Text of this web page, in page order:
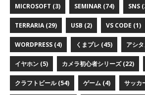
MICROSOFT (3) SEMINAR (74) SNS
TERRARIA (29) USB (2) VS CODE (1)
WORDPRESS (4) くまプレ (45) アシ
イヤホン (5) カメラ初心者シリーズ (22)
クラフトビール (54) ゲーム (4) サッカ